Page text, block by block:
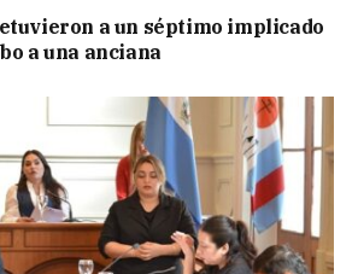
a un séptimo implicado
a una anciana